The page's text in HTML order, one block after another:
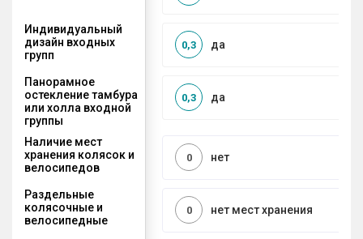
Индивидуальный
дизайн входных
групп
да
0,3
Панорамное
остекление тамбура
или холла входной
группы
да
0,3
Наличие мест
хранения колясок и
велосипедов
нет
0
Раздельные
колясочные и
велосипедные
нет мест хранения
0